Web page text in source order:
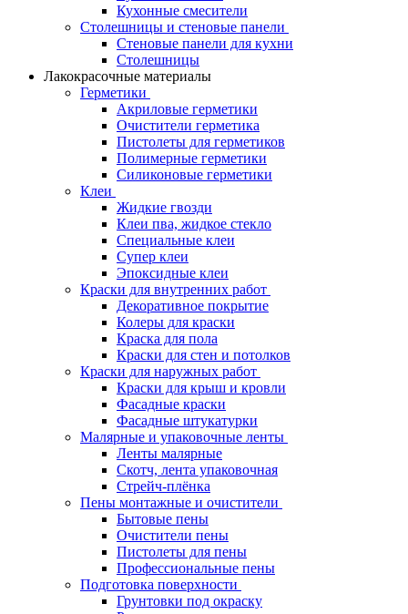
Кухонные смесители
Столешницы и стеновые панели
Стеновые панели для кухни
Столешницы
Лакокрасочные материалы
Герметики
Акриловые герметики
Очистители герметика
Пистолеты для герметиков
Полимерные герметики
Силиконовые герметики
Клеи
Жидкие гвозди
Клеи пва, жидкое стекло
Специальные клеи
Супер клеи
Эпоксидные клеи
Краски для внутренних работ
Декоративное покрытие
Колеры для краски
Краска для пола
Краски для стен и потолков
Краски для наружных работ
Краски для крыш и кровли
Фасадные краски
Фасадные штукатурки
Малярные и упаковочные ленты
Ленты малярные
Скотч, лента упаковочная
Стрейч-плёнка
Пены монтажные и очистители
Бытовые пены
Очистители пены
Пистолеты для пены
Профессиональные пены
Подготовка поверхности
Грунтовки под окраску